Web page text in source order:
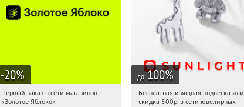
-20%
20:16:07
Получи первым!
Первый заказ в сети магазинов
«Золотое Яблоко»
до 100%
20:16:07 Получили:
Бесплатная изящная подвеска или
скидка 500р. в сети ювелирных